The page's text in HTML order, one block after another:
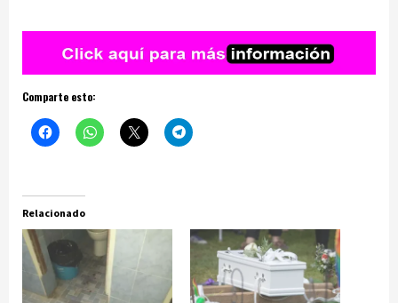
Comparte esto:
Relacionado